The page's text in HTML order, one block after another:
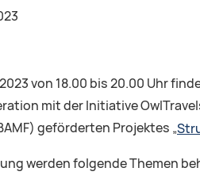
von 18.00 bis 20.00 Uhr
mit der Initiative
geförderten Projektes „
werden folgende Themen